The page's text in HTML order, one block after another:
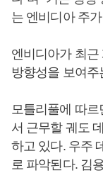
는 엔비디아 주
엔비디아가 최근
방향성을 보여
모틀리풀에 따르
서 근무할 궤도
하고 있다. 우주
로 파악된다. 김